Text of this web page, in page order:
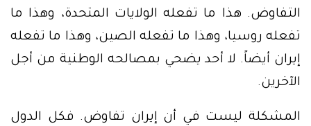
التفاوض. هذا ما تفعله الولايات المتحدة، وهذا ما
تفعله روسيا، وهذا ما تفعله الصين، وهذا ما تفعله
إيران أيضاً. لا أحد يضحي بمصالحه الوطنية من أجل
الآخرين.
المشكلة ليست في أن إيران تفاوض. فكل الدول